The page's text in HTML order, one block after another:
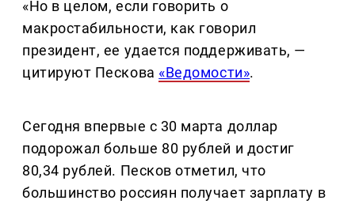
«Но в целом, если говорить о
макростабильности, как говорил
президент, ее удается поддерживать, —
цитируют Пескова «Ведомости».
Сегодня впервые с 30 марта доллар
подорожал больше 80 рублей и достиг
80,34 рублей. Песков отметил, что
большинство россиян получает зарплату в